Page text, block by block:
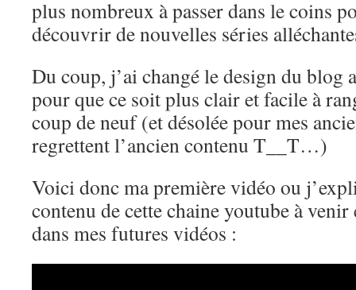
plus nombreux à passer dans le coins
découvrir de nouvelles séries
Du coup, j’ai changé le design du blog
pour que ce soit plus clair et facile à
coup de neuf (et désolée pour mes
regrettent l’ancien contenu T__T…)
Voici donc ma première vidéo ou
contenu de cette chaine youtube à venir
dans mes futures vidéos :